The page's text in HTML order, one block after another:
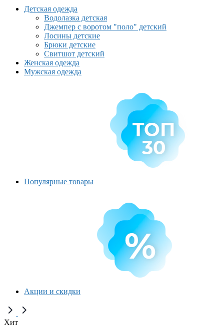
Детская одежда
Водолазка детская
Джемпер с воротом "поло" детский
Лосины детские
Брюки детские
Свитшот детский
Женская одежда
Мужская одежда
Популярные товары
Акции и скидки
Хит